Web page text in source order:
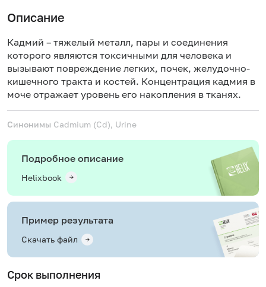
Описание
Кадмий – тяжелый металл, пары и соединения
которого являются токсичными для человека и
вызывают повреждение легких, почек, желудочно-
кишечного тракта и костей. Концентрация кадмия в
моче отражает уровень его накопления в тканях.
Синонимы Cadmium (Cd), Urine
Подробное описание
Helixbook
Пример результата
Скачать файл
Срок выполнения